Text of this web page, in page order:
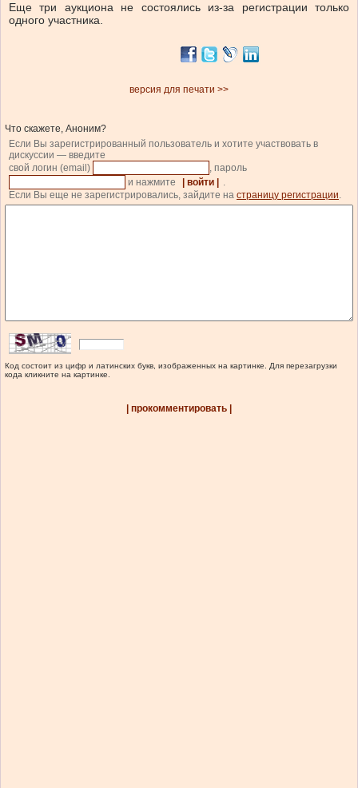
Еще три аукциона не состоялись из-за регистрации только
одного участника.
версия для печати >>
Что скажете, Аноним?
Если Вы зарегистрированный пользователь и хотите участвовать в
дискуссии — введите
свой логин (email)
, пароль
и нажмите
| войти |
.
Если Вы еще не зарегистрировались, зайдите на страницу регистрации.
Код состоит из цифр и латинских букв, изображенных на картинке. Для перезагрузки
кода кликните на картинке.
| прокомментировать |